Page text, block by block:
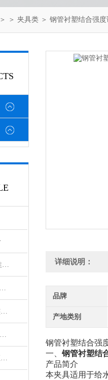
＞ ＞ 夹具类 ＞ 钢管衬塑结合强
凝土表面涂层抗氯离子渗透性试验装置产品展示
KZT-10型 数显非金属材料薄板抗折试验机产品展示
DZY-Ⅱ型数控多功能电动击实仪产品展示
全自动碳化试验箱产品展示
JDM-1型电动土壤相对密度仪技术参数
详细说明：
品牌
产地类别
钢管衬塑结合强
一、 钢管衬塑结
产品简介
本夹具适用于给